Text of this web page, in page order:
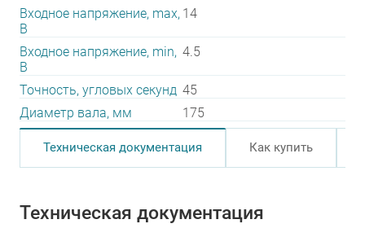
Входное напряжение, max,
В
14
Входное напряжение, min,
В
4.5
Точность, угловых секунд 45
Диаметр вала, мм
175
Техническая документация Как купить
Техническая документация